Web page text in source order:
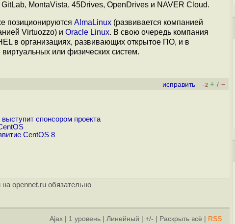
MontaVista, 45Drives, OpenDrives и NAVER Cloud.
позиционируются AlmaLinux (развивается компанией
Virtuozzo) и Oracle Linux. В свою очередь компания
в организациях, развивающих открытое ПО, и в
или физических систем.
исправить –2 + / –
спонсором проекта
CentOS 8
opennet.ru обязательно
Ajax 1 уровень Линейный +/- Раскрыть всё RSS